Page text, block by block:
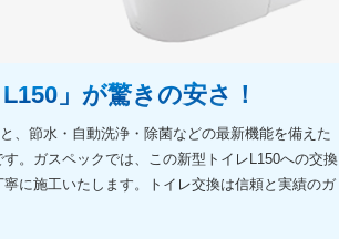
」が驚きの安さ！
、節水・自動洗浄・除菌などの最新機能を備えた
。ガスペックでは、この新型トイレL150への交換
に施工いたします。トイレ交換は信頼と実績のガ